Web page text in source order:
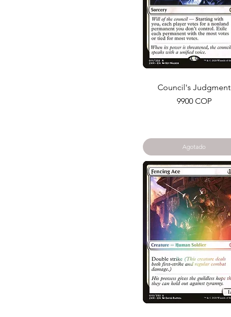
Council's Judgment
Precio
9900 COP
Agotado